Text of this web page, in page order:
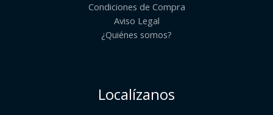
Condiciones de Compra
Aviso Legal
¿Quiénes somos?​
Localízanos